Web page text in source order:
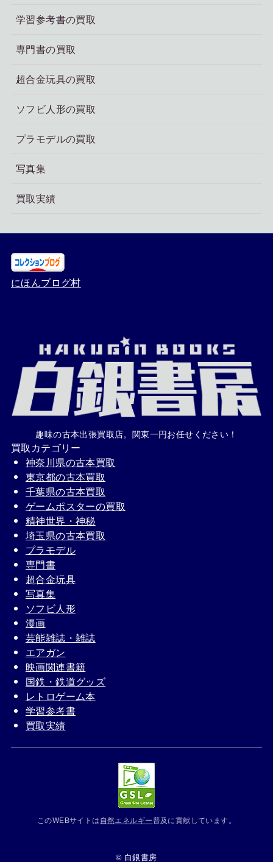
学習参考書の買取
専門書の買取
超合金玩具の買取
ソフビ人形の買取
プラモデルの買取
写真集
買取実績
にほんブログ村
趣味の古本出張買取店。関東一円お任せください！
買取カテゴリー
神奈川県の古本買取
東京都の古本買取
千葉県の古本買取
ゲームポスターの買取
精神世界・神秘
埼玉県の古本買取
プラモデル
専門書
超合金玩具
写真集
ソフビ人形
漫画
芸能雑誌・雑誌
エアガン
映画関連書籍
国鉄・鉄道グッズ
レトロゲーム本
学習参考書
買取実績
このWEBサイトは自然エネルギー普及に貢献しています。
© 白銀書房